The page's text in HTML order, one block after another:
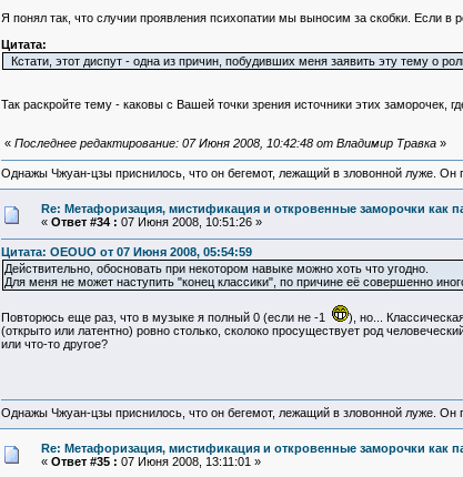
Я понял так, что случии проявления психопатии мы выносим за скобки. Если в
Цитата:
Кстати, этот диспут - одна из причин, побудивших меня заявить эту тему о
Так раскройте тему - каковы с Вашей точки зрения источники этих заморочек,
« Последнее редактирование: 07 Июня 2008, 10:42:48 от Владимир Травка»
Однажы Чжуан-цзы приснилось, что он бегемот, лежащий в зловонной луже.
Re: Метафоризация, мистификация и откровенные заморочки как
« Ответ #34 : 07 Июня 2008, 10:51:26 »
Цитата: OEOUO от 07 Июня 2008, 05:54:59
Действительно, обосновать при некотором навыке можно хоть что угодно.
Для меня не может наступить "конец классики", по причине её совершенно
Повторюсь еще раз, что в музыке я полный 0 (если не -1
), но...
(открыто или латентно) ровно столько, сколоко просуществует род
или что-то другое?
Однажы Чжуан-цзы приснилось, что он бегемот, лежащий в зловонной луже.
Re: Метафоризация, мистификация и откровенные заморочки как
« Ответ #35 : 07 Июня 2008, 13:11:01 »